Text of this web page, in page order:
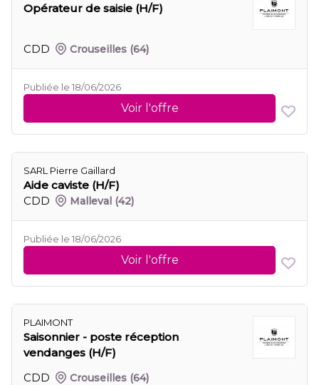
Opérateur de saisie (H/F)
CDD Crouseilles (64)
Publiée le 18/06/2026
Voir l'offre
SARL Pierre Gaillard
Aide caviste (H/F)
CDD
Malleval (42)
Publiée le 18/06/2026
Voir l'offre
PLAIMONT
Saisonnier - poste réception
vendanges (H/F)
CDD
Crouseilles (64)